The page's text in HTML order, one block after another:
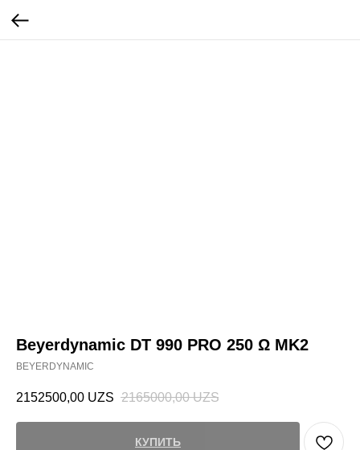
Beyerdynamic DT 990 PRO 250 Ω MK2
BEYERDYNAMIC
2152500,00 UZS 2165000,00 UZS
КУПИТЬ